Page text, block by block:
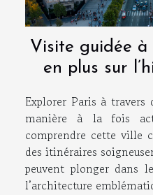
Visite guidée à
en plus sur
Explorer Paris à travers
manière à la fois
comprendre cette ville
des itinéraires
peuvent plonger dans
l’architecture